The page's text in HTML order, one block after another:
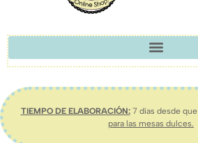
TIEMPO DE ELABORACIÓN:7 días desde
para las mesas dulces.